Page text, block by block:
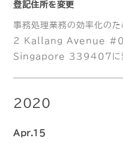
登記住所を変更
事務処理業務の効率化のた
2 Kallang Avenue
Singapore 339407に
2020
Apr.15